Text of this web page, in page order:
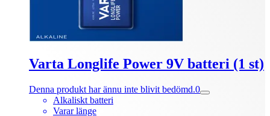
Varta Longlife Power 9V batteri (1 st)
Denna produkt har ännu inte blivit bedömd.0
Alkaliskt batteri
Varar länge